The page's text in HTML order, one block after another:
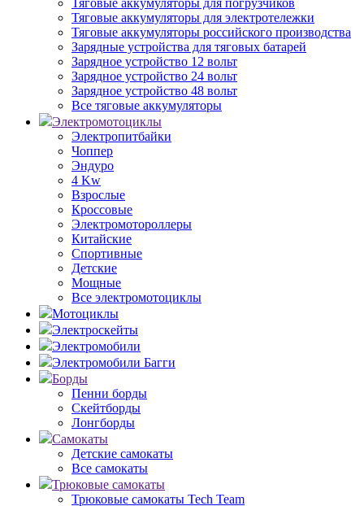
Тяговые аккумуляторы для погрузчиков
Тяговые аккумуляторы для электротележки
Тяговые аккумуляторы российского производства
Зарядные устройства для тяговых батарей
Зарядное устройство 12 вольт
Зарядное устройство 24 вольт
Зарядное устройство 48 вольт
Все тяговые аккумуляторы
Электромотоциклы
Электропитбайки
Чоппер
Эндуро
4 Kw
Взрослые
Кроссовые
Электромотороллеры
Китайские
Спортивные
Детские
Мощные
Все электромотоциклы
Мотоциклы
Электроскейты
Электромобили
Электромобили Багги
Борды
Пенни борды
Скейтборды
Лонгборды
Самокаты
Детские самокаты
Все самокаты
Трюковые самокаты
Трюковые самокаты Tech Team